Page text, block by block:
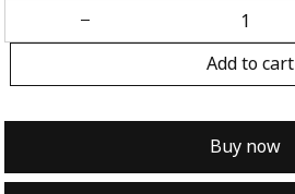
Add to cart
Buy now